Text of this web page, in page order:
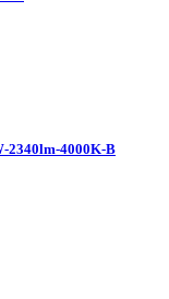
2340lm-4000K-B